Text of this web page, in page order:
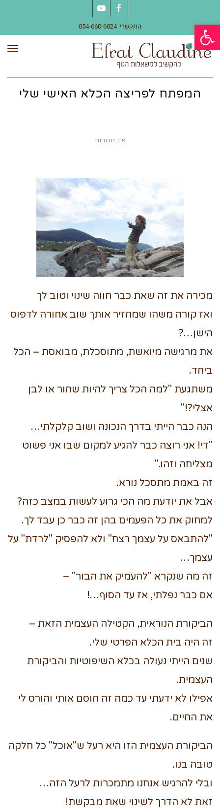
פתח סרגל נגישות
Facebook
YouTube
התקשרי: 054-660-6024
המפתח לפריצה הכלא האישי שלי
אין תגובות
מכירה את זה שאת כבר חווה שינוי וטוב לך
ואז קורה משהו שמחזיר אותך שוב אחורה לדפוס
הישן…?
את מרגישה מיואשת, מתוסכלת, מבואסת – הכל
ביחד.
משתגעת "למה הכל צריך להיות שחור או לבן
אצלי?!"
הנה כבר הייתי בדרך הנכונה ושוב קלקלתי…
"די! אני רוצה כבר להגיע למקום שבו אני פשוט
מצליחה וזהו."
זה באמת מתסכל נורא.
אבל את יודעת מה הכי גרוע לעשות במצב כזה?
למחוק את כל הפעמים בהן זה כבר כן עבד לך.
"להתבאס על עצמך רצח" ולא להפסיק "לרדת" על
עצמך…
זה מה שנקרא "להעמיק את הבור" –
אם כבר נפלתי, אז עד הסוף…!
הביקורת הנוראית, הקטילה העצמית הזאת –
זה היה בית הכלא הפרטי שלי.
שנים הייתי נעולה בכלא השיפוטיות והביקורת
העצמית.
אפילו לא ידעתי עד כמה זה חוסם אותי והורס לי
את החיים.
הביקורת העצמית הזו היא רעל ש"אוכל" כל חלקה
טובה בנו.
ובלי להרגיש אנחנו מתמכרות לרעל הזה…
זאת לא הדרך לשינוי שאת מבקשת!